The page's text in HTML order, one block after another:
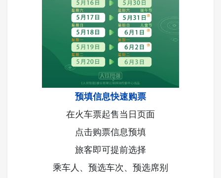
预填信息快速购票
在火车票起售当日页面
点击购票信息预填
旅客即可提前选择
乘车人、预选车次、预选席别